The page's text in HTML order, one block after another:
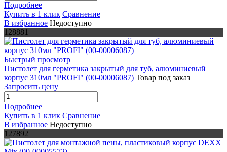
Подробнее
Купить в 1 клик Сравнение
В избранное Недоступно
128881
Быстрый просмотр
Пистолет для герметика закрытый для туб, алюминиевый
корпус 310мл "PROFI" (00-00006087) Товар под заказ
Запросить цену
Подробнее
Купить в 1 клик Сравнение
В избранное Недоступно
127892